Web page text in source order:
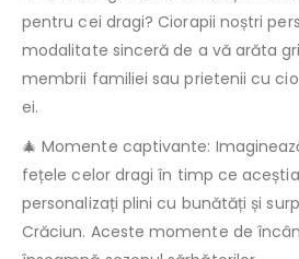
pentru cei dragi? Ciorapii noștri
modalitate sinceră de a vă arăta
membrii familiei sau prietenii cu
ei.
🎄 Momente captivante:
fețele celor dragi în timp ce
personalizați plini cu bunătăți și
Crăciun. Aceste momente de